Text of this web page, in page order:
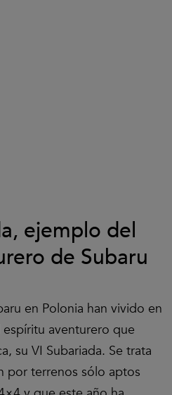
ejemplo del
de Subaru
en Polonia han vivido en
aventurero que
su VI Subariada. Se trata
por terrenos sólo aptos